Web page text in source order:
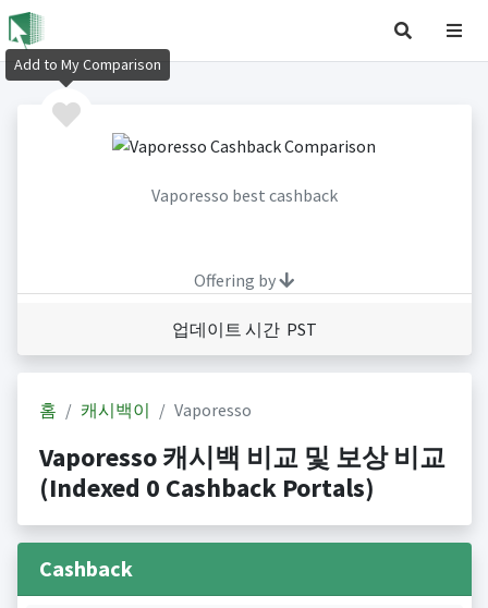
Vaporesso best cashback
Offering by
업데이트 시간 PST
홈 캐시백이 Vaporesso
Vaporesso 캐시백 비교 및 보상 비교
(Indexed 0 Cashback Portals)
Cashback
Add to My Comparison